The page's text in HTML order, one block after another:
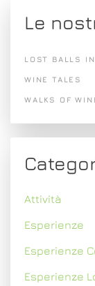
Le
LOST BALLS
WINE TALES
WALKS OF
Attività
Esperienze
Esperienze
Esperienze